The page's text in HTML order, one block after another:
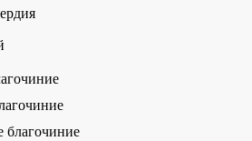
благочиние